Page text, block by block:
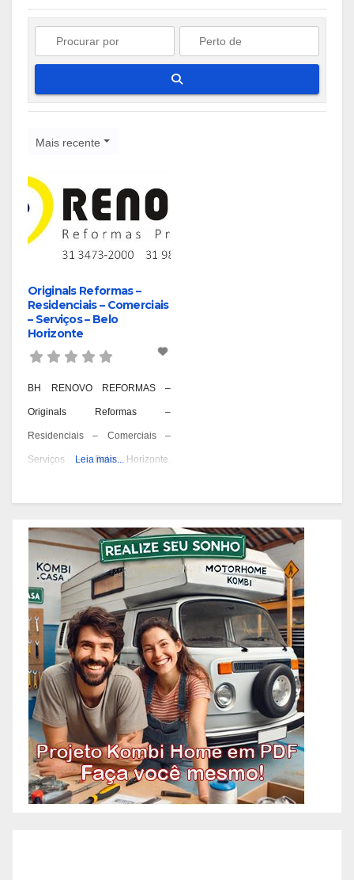
Mais recente
Originals Reformas –
Residenciais – Comerciais
– Serviços – Belo
Horizonte
BH RENOVO REFORMAS –
Originals Reformas –
Residenciais – Comerciais –
Serviços – Belo Horizonte.
Aarão Reis – BH, Reformas
Prediais – Bairro Aeroporto – BH,
Reformas Prediais – Bairro Alpes
– BH, Reformas Prediais – Bairro
Alto Barroca – BH, Reformas
Prediais – Bairro Alto Caiçaras –
BH, Reformas Prediais – Bairro
Alto da Boa
Leia mais...